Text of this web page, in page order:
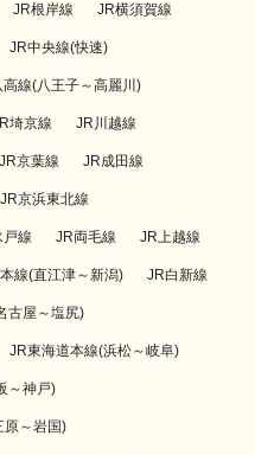
JR根岸線 JR横須賀線
JR中央線(快速)
高線(八王子～高麗川)
埼京線 JR川越線
JR京葉線 JR成田線
JR京浜東北線
線 JR両毛線 JR上越線
線(直江津～新潟) JR白新線
古屋～塩尻)
JR東海道本線(浜松～岐阜)
～神戸)
原～岩国)